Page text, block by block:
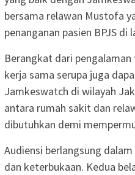
bersama relawan Mustofa
penanganan pasien BPJS di
Berangkat dari
kerja sama serupa juga
Jamkeswatch di wilayah
antara rumah sakit dan
dibutuhkan demi
Audiensi berlangsung
dan keterbukaan. Kedua